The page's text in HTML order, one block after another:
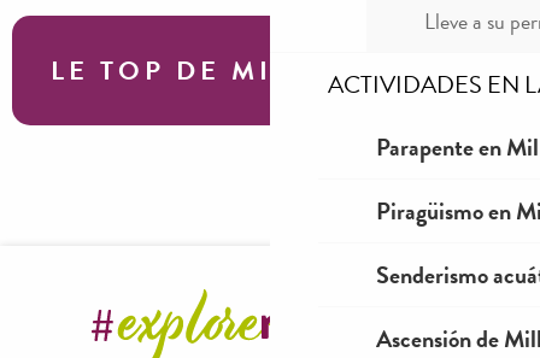
Lleve a su
ACTIVIDADES EN
Parapente en
Piragüismo en
Senderismo
Ascensión de
LE TOP DE MILLAU